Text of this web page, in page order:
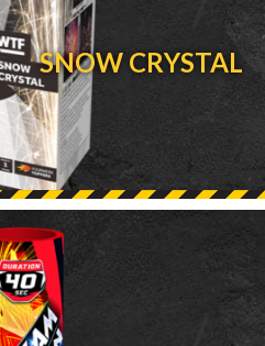
SNOW CRYSTAL